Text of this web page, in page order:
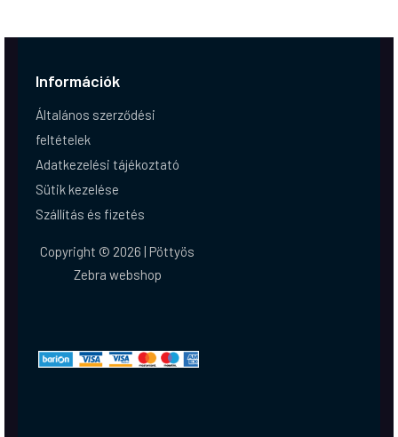
Információk
Általános szerződési
feltételek
Adatkezelési tájékoztató
Sütik kezelése
Szállítás és fizetés
Copyright © 2026 | Pöttyös
Zebra webshop